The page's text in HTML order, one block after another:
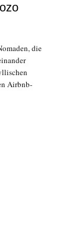
die
Airbnb-